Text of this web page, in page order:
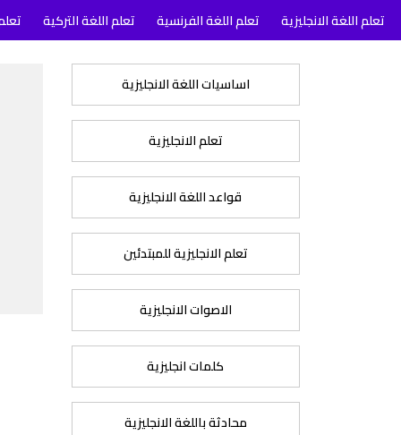
تعلم اللغة الانجليزية تعلم اللغة الفرنسية تعلم اللغة التركية
اساسيات اللغة الانجليزية
تعلم الانجليزية
قواعد اللغة الانجليزية
تعلم الانجليزية للمبتدئين
الاصوات الانجليزية
كلمات انجليزية
محادثة باللغة الانجليزية